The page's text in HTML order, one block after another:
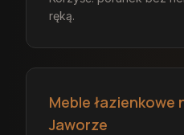
ręką.
Meble łazienkowe
Jaworze